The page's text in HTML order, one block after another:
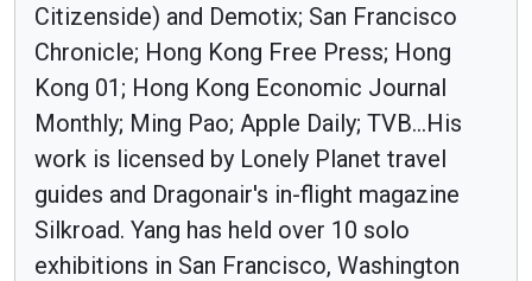
Citizenside) and Demotix; San Francisco
Chronicle; Hong Kong Free Press; Hong
Kong 01; Hong Kong Economic Journal
Monthly; Ming Pao; Apple Daily; TVB...His
work is licensed by Lonely Planet travel
guides and Dragonair's in-flight magazine
Silkroad. Yang has held over 10 solo
exhibitions in San Francisco, Washington